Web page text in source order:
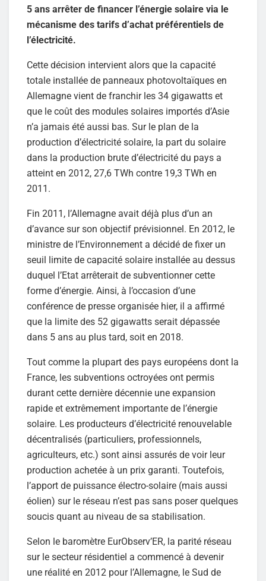
5 ans arrêter de financer l’énergie solaire via le
mécanisme des tarifs d’achat préférentiels de
l’électricité.
Cette décision intervient alors que la capacité
totale installée de panneaux photovoltaïques en
Allemagne vient de franchir les 34 gigawatts et
que le coût des modules solaires importés d’Asie
n’a jamais été aussi bas. Sur le plan de la
production d’électricité solaire, la part du solaire
dans la production brute d’électricité du pays a
atteint en 2012, 27,6 TWh contre 19,3 TWh en
2011.
Fin 2011, l’Allemagne avait déjà plus d’un an
d’avance sur son objectif prévisionnel. En 2012, le
ministre de l’Environnement a décidé de fixer un
seuil limite de capacité solaire installée au dessus
duquel l’Etat arrêterait de subventionner cette
forme d’énergie. Ainsi, à l’occasion d’une
conférence de presse organisée hier, il a affirmé
que la limite des 52 gigawatts serait dépassée
dans 5 ans au plus tard, soit en 2018.
Tout comme la plupart des pays européens dont la
France, les subventions octroyées ont permis
durant cette dernière décennie une expansion
rapide et extrêmement importante de l’énergie
solaire. Les producteurs d’électricité renouvelable
décentralisés (particuliers, professionnels,
agriculteurs, etc.) sont ainsi assurés de voir leur
production achetée à un prix garanti. Toutefois,
l’apport de puissance électro-solaire (mais aussi
éolien) sur le réseau n’est pas sans poser quelques
soucis quant au niveau de sa stabilisation.
Selon le baromètre EurObserv’ER, la parité réseau
sur le secteur résidentiel a commencé à devenir
une réalité en 2012 pour l’Allemagne, le Sud de